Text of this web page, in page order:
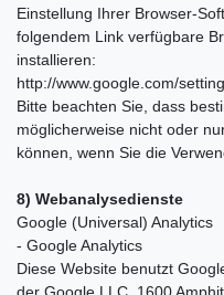
Einstellung Ihrer Browser-
folgendem Link verfügbare
installieren:
http://www.google.com/
Bitte beachten Sie, dass
möglicherweise nicht oder
können, wenn Sie die
8) Webanalysedienste
Google (Universal) Analytics
- Google Analytics
Diese Website benutzt